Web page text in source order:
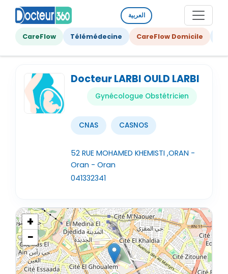
العربية
CareFlow Télémédecine CareFlow Domicile
Docteur LARBI OULD LARBI
Gynécologue Obstétricien
CNAS CASNOS
52 RUE MOHAMED KHEMISTI ,ORAN -
Oran - Oran
041332341
+
−